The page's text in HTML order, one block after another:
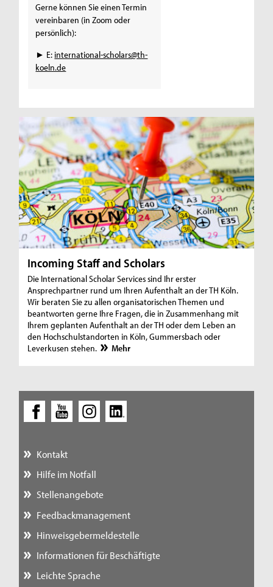
Gerne können Sie einen Termin
vereinbaren (in Zoom oder
persönlich):
► E: international-scholars@th-
koeln.de
Incoming Staff and Scholars
Die International Scholar Services sind Ihr erster
Ansprechpartner rund um Ihren Aufenthalt an der TH Köln.
Wir beraten Sie zu allen organisatorischen Themen und
beantworten gerne Ihre Fragen, die in Zusammenhang mit
Ihrem geplanten Aufenthalt an der TH oder dem Leben an
den Hochschulstandorten in Köln, Gummersbach oder
Leverkusen stehen.
Mehr
Kontakt
Hilfe im Notfall
Stellenangebote
Feedbackmanagement
Hinweisgebermeldestelle
Informationen für Beschäftigte
Leichte Sprache